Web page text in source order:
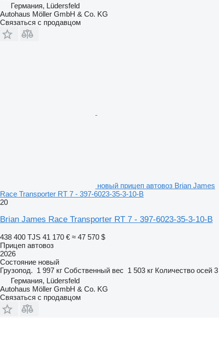
Германия, Lüdersfeld
Autohaus Möller GmbH & Co. KG
Связаться с продавцом
новый прицеп автовоз Brian James
Race Transporter RT 7 - 397-6023-35-3-10-B
20
Brian James Race Transporter RT 7 - 397-6023-35-3-10-B
438 400 TJS 41 170 € ≈ 47 570 $
Прицеп автовоз
2026
Состояние новый
Грузопод. 1 997 кг Собственный вес 1 503 кг Количество осей 3
Германия, Lüdersfeld
Autohaus Möller GmbH & Co. KG
Связаться с продавцом